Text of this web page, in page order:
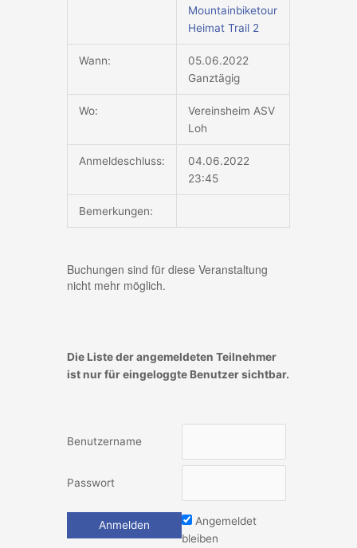
Mountainbiketour
Heimat Trail 2
Wann:
05.06.2022
Ganztägig
Wo:
Vereinsheim ASV
Loh
Anmeldeschluss:
04.06.2022
23:45
Bemerkungen:
Buchungen sind für diese Veranstaltung
nicht mehr möglich.
Die Liste der angemeldeten Teilnehmer
ist nur für eingeloggte Benutzer sichtbar.
Benutzername
Passwort
Angemeldet
bleiben